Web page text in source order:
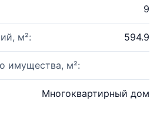
9
м²: 594.9
имущества, м²:
Многоквартирный дом